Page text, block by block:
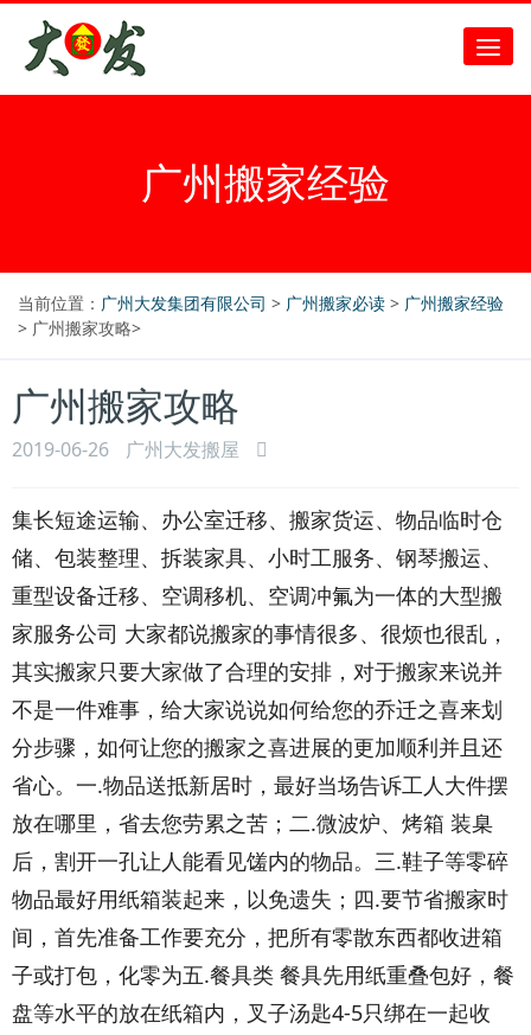
广州搬家经验
当前位置： 广州大发集团有限公司 > 广州搬家必读 > 广州搬家经验
> 广州搬家攻略>
广州搬家攻略
2019-06-26 广州大发搬屋
集长短途运输、办公室迁移、搬家货运、物品临时仓
储、包装整理、拆装家具、小时工服务、钢琴搬运、
重型设备迁移、空调移机、空调冲氟为一体的大型搬
家服务公司 大家都说搬家的事情很多、很烦也很乱，
其实搬家只要大家做了合理的安排，对于搬家来说并
不是一件难事，给大家说说如何给您的乔迁之喜来划
分步骤，如何让您的搬家之喜进展的更加顺利并且还
省心。一.物品送抵新居时，最好当场告诉工人大件摆
放在哪里，省去您劳累之苦；二.微波炉、烤箱 装臬
后，割开一孔让人能看见馐内的物品。三.鞋子等零碎
物品最好用纸箱装起来，以免遗失；四.要节省搬家时
间，首先准备工作要充分，把所有零散东西都收进箱
子或打包，化零为五.餐具类 餐具先用纸重叠包好，餐
盘等水平的放在纸箱内，叉子汤匙4-5只绑在一起收